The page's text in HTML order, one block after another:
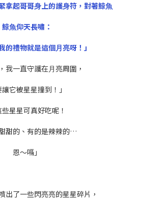
拿起哥哥⾝上的護⾝符，對著鯨⿂
鯨⿂仰天長嘯：
的禮物就是這個⽉亮呀！」
我⼀直守護在⽉亮周圍，
它被星星撞到！」
些星星可真好吃呢！
甜的、有的是辣辣的…
恩～嗝」
出了⼀些閃亮亮的星星碎片，